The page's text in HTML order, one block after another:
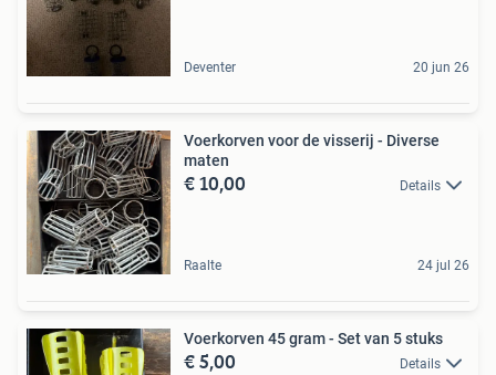
Deventer 20 jun 26
Voerkorven voor de visserij - Diverse
maten
€ 10,00 Details
Raalte 24 jul 26
Voerkorven 45 gram - Set van 5 stuks
€ 5,00 Details